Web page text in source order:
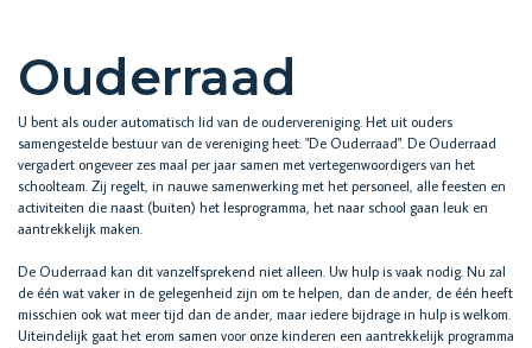
Ouderraad
U bent als ouder automatisch lid van de oudervereniging. Het uit ouders
samengestelde bestuur van de vereniging heet: "De Ouderraad". De Ouderraad
vergadert ongeveer zes maal per jaar samen met vertegenwoordigers van het
schoolteam. Zij regelt, in nauwe samenwerking met het personeel, alle feesten en
activiteiten die naast (buiten) het lesprogramma, het naar school gaan leuk en
aantrekkelijk maken.
De Ouderraad kan dit vanzelfsprekend niet alleen. Uw hulp is vaak nodig. Nu zal
de één wat vaker in de gelegenheid zijn om te helpen, dan de ander, de één heeft
misschien ook wat meer tijd dan de ander, maar iedere bijdrage in hulp is welkom.
Uiteindelijk gaat het erom samen voor onze kinderen een aantrekkelijk programma